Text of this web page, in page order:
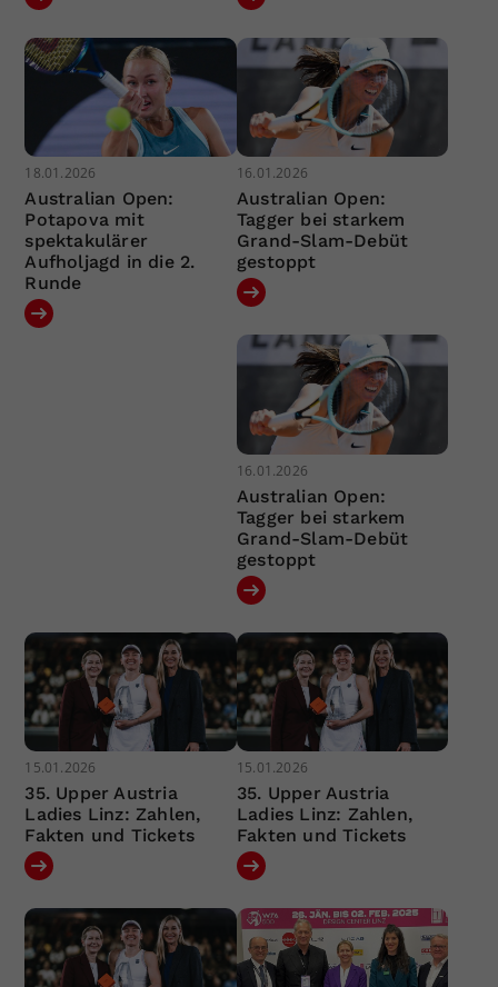
18.01.2026
Australian Open:
Potapova mit
spektakulärer
Aufholjagd in die 2.
Runde
16.01.2026
Australian Open:
Tagger bei starkem
Grand-Slam-Debüt
gestoppt
16.01.2026
Australian Open:
Tagger bei starkem
Grand-Slam-Debüt
gestoppt
15.01.2026
35. Upper Austria
Ladies Linz: Zahlen,
Fakten und Tickets
15.01.2026
35. Upper Austria
Ladies Linz: Zahlen,
Fakten und Tickets